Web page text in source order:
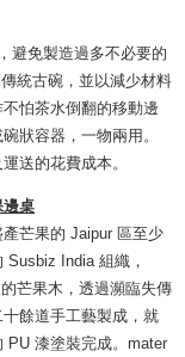
避免製造過多不必要的
統古碗，並以減少材料
怕茶水倒翻的移動邊
狀容器，一物兩用。
送的花費成本。
邊桌
芒果的 Jaipur 區至少
India 組織，
芒果木，透過瀕臨失傳
餘道手工藝製成，就
PU 漆塗裝完成。mater